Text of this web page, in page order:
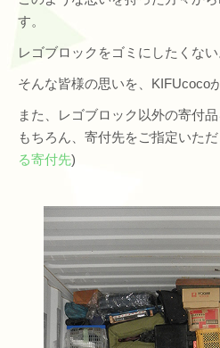
す。
レゴブロックをゴミにしたくな
そんな皆様の思いを、KIFUcoco
また、レゴブロック以外の寄付
もちろん、寄付先をご指定いた
る寄付先)